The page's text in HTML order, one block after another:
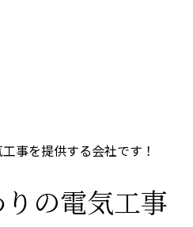
事を提供する会社です！
の電気工事